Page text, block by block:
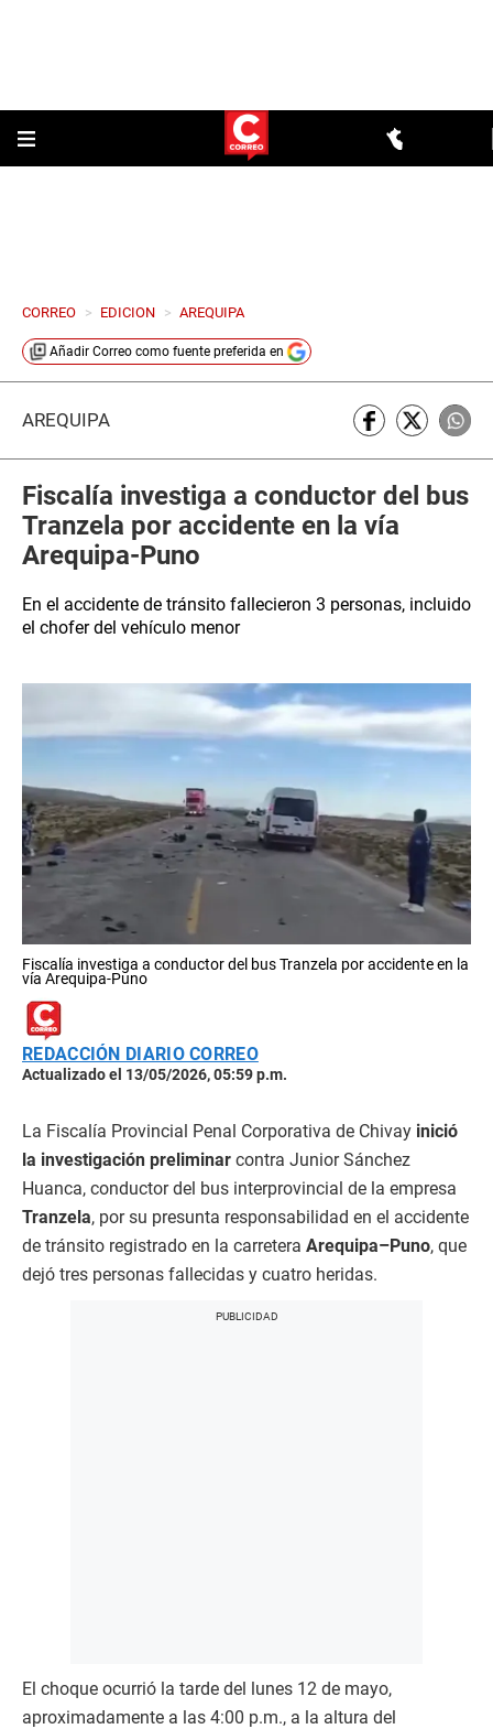
CORREO > EDICION > AREQUIPA
Añadir Correo como fuente preferida en
AREQUIPA
Fiscalía investiga a conductor del bus
Tranzela por accidente en la vía
Arequipa-Puno
En el accidente de tránsito fallecieron 3 personas, incluido
el chofer del vehículo menor
Fiscalía investiga a conductor del bus Tranzela por accidente en la
vía Arequipa-Puno
REDACCIÓN DIARIO CORREO
Actualizado el 13/05/2026, 05:59 p.m.
La Fiscalía Provincial Penal Corporativa de Chivay inició
la investigación preliminar contra Junior Sánchez
Huanca, conductor del bus interprovincial de la empresa
Tranzela, por su presunta responsabilidad en el accidente
de tránsito registrado en la carretera Arequipa–Puno, que
dejó tres personas fallecidas y cuatro heridas.
El choque ocurrió la tarde del lunes 12 de mayo,
aproximadamente a las 4:00 p.m., a la altura del